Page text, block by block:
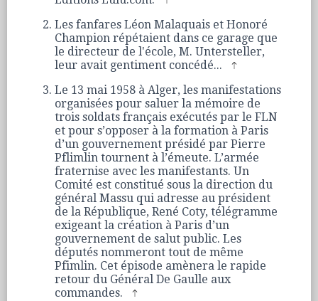
Les fanfares Léon Malaquais et Honoré
Champion répétaient dans ce garage que
le directeur de l'école, M. Untersteller,
leur avait gentiment concédé...
Le 13 mai 1958 à Alger, les manifestations
organisées pour saluer la mémoire de
trois soldats français exécutés par le FLN
et pour s’opposer à la formation à Paris
d’un gouvernement présidé par Pierre
Pflimlin tournent à l’émeute. L’armée
fraternise avec les manifestants. Un
Comité est constitué sous la direction du
général Massu qui adresse au président
de la République, René Coty, télégramme
exigeant la création à Paris d’un
gouvernement de salut public. Les
députés nommeront tout de même
Pfimlin. Cet épisode amènera le rapide
retour du Général De Gaulle aux
commandes.